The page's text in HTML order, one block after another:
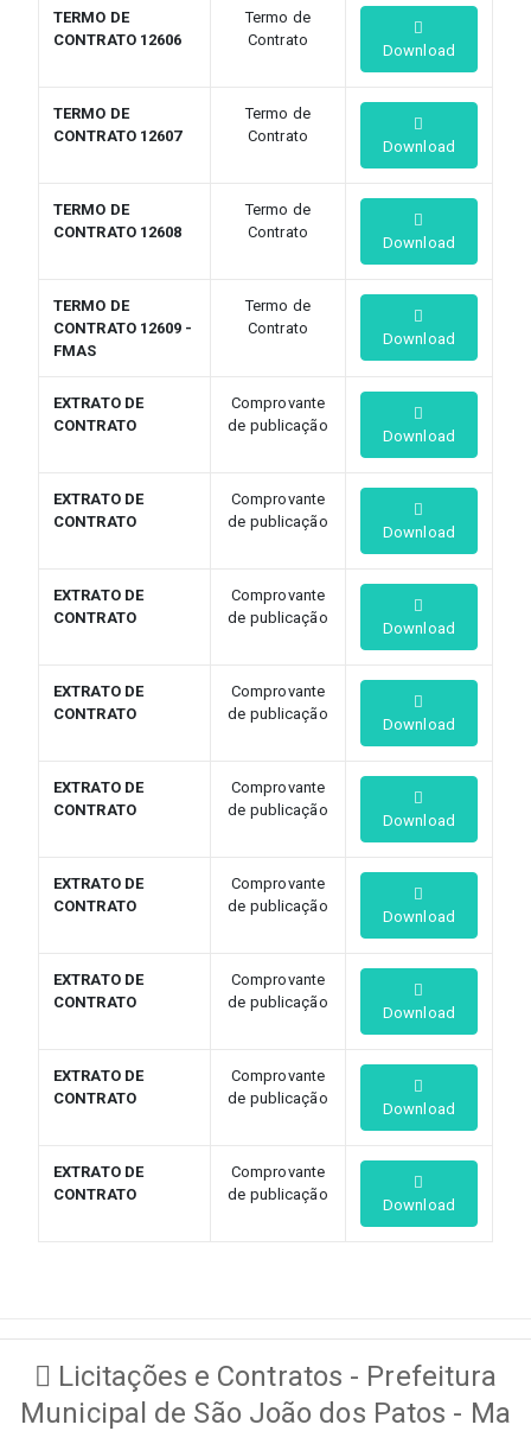
TERMO DE
CONTRATO 12606
Termo de
Contrato
Download
TERMO DE
CONTRATO 12607
Termo de
Contrato
Download
TERMO DE
CONTRATO 12608
Termo de
Contrato
Download
TERMO DE
CONTRATO 12609 -
FMAS
Termo de
Contrato
Download
EXTRATO DE
CONTRATO
Comprovante
de publicação
Download
EXTRATO DE
CONTRATO
Comprovante
de publicação
Download
EXTRATO DE
CONTRATO
Comprovante
de publicação
Download
EXTRATO DE
CONTRATO
Comprovante
de publicação
Download
EXTRATO DE
CONTRATO
Comprovante
de publicação
Download
EXTRATO DE
CONTRATO
Comprovante
de publicação
Download
EXTRATO DE
CONTRATO
Comprovante
de publicação
Download
EXTRATO DE
CONTRATO
Comprovante
de publicação
Download
EXTRATO DE
CONTRATO
Comprovante
de publicação
Download
Licitações e Contratos - Prefeitura
Municipal de São João dos Patos - Ma